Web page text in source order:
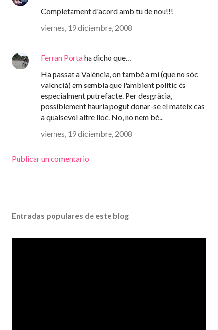
Completament d'acord amb tu de nou!!!
viernes, 19 diciembre, 2008
Ferran Portaha dicho que…
Ha passat a València, on també a mi (que no sóc
valencià) em sembla que l'ambient polític és
especialment putrefacte. Per desgràcia,
possiblement hauria pogut donar-se el mateix cas
a qualsevol altre lloc. No, no nem bé...
viernes, 19 diciembre, 2008
Publicar un comentario
Entradas populares de este blog